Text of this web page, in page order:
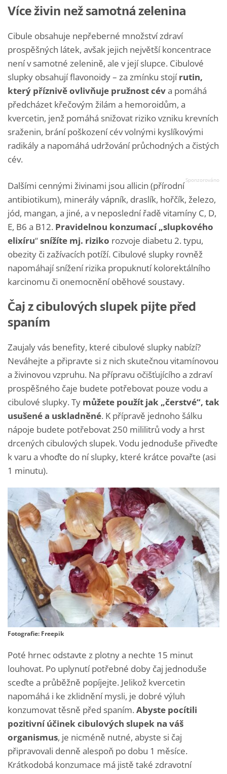
Více živin než samotná zelenina
Cibule obsahuje nepřeberné množství zdraví
prospěšných látek, avšak jejich největší koncentrace
není v samotné zelenině, ale v její slupce. Cibulové
slupky obsahují flavonoidy – za zmínku stojírutin,
který příznivě ovlivňuje pružnost céva pomáhá
předcházet křečovým žilám a hemoroidům, a
kvercetin, jenž pomáhá snižovat riziko vzniku krevních
sraženin, brání poškození cév volnými kyslíkovými
radikály a napomáhá udržování průchodných a čistých
cév.
Dalšími cennými živinami jsou allicin (přírodní
antibiotikum), minerály vápník, draslík, hořčík, železo,
jód, mangan, a jiné, a v neposlední řadě vitamíny C, D,
E, B6 a B12. Pravidelnou konzumací „slupkového
elixíru“snížíte mj. riziko rozvoje diabetu 2. typu,
obezity či zažívacích potíží. Cibulové slupky rovněž
napomáhají snížení rizika propuknutí kolorektálního
karcinomu či onemocnění oběhové soustavy.
Čaj z cibulových slupek pijte před
spaním
Zaujaly vás benefity, které cibulové slupky nabízí?
Neváhejte a připravte si z nich skutečnou vitamínovou
a živinovou vzpruhu. Na přípravu očišťujícího a zdraví
prospěšného čaje budete potřebovat pouze vodu a
cibulové slupky. Ty můžete použít jak „čerstvé“, tak
usušené a uskladněné. K přípravě jednoho šálku
nápoje budete potřebovat 250 mililitrů vody a hrst
drcených cibulových slupek. Vodu jednoduše přiveďte
k varu a vhoďte do ní slupky, které krátce povařte (asi
1 minutu).
Fotografie: Freepik
Poté hrnec odstavte z plotny a nechte 15 minut
louhovat. Po uplynutí potřebné doby čaj jednoduše
sceďte a průběžně popíjejte. Jelikož kvercetin
napomáhá i ke zklidnění mysli, je dobré výluh
konzumovat těsně před spaním. Abyste pocítili
pozitivní účinek cibulových slupek na váš
organismus, je nicméně nutné, abyste si čaj
připravovali denně alespoň po dobu 1 měsíce.
Krátkodobá konzumace má jistě také zdravotní